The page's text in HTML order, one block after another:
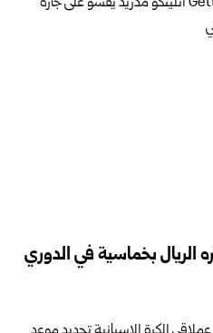
الريال بخماسية في الدوري